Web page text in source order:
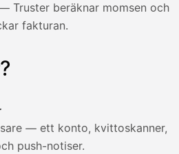
Truster beräknar momsen och
fakturan.
skapar en faktura i Truster-
€
ALV
25,5
471,75
Yhteensä
— ett konto, kvittoskanner,
push-notiser.